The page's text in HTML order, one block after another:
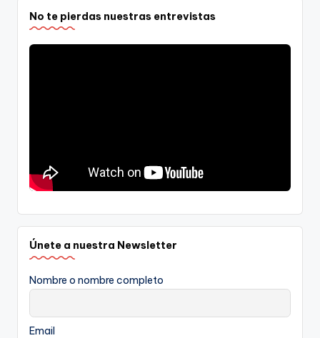
No te pierdas nuestras entrevistas
Únete a nuestra Newsletter
Nombre o nombre completo
Email